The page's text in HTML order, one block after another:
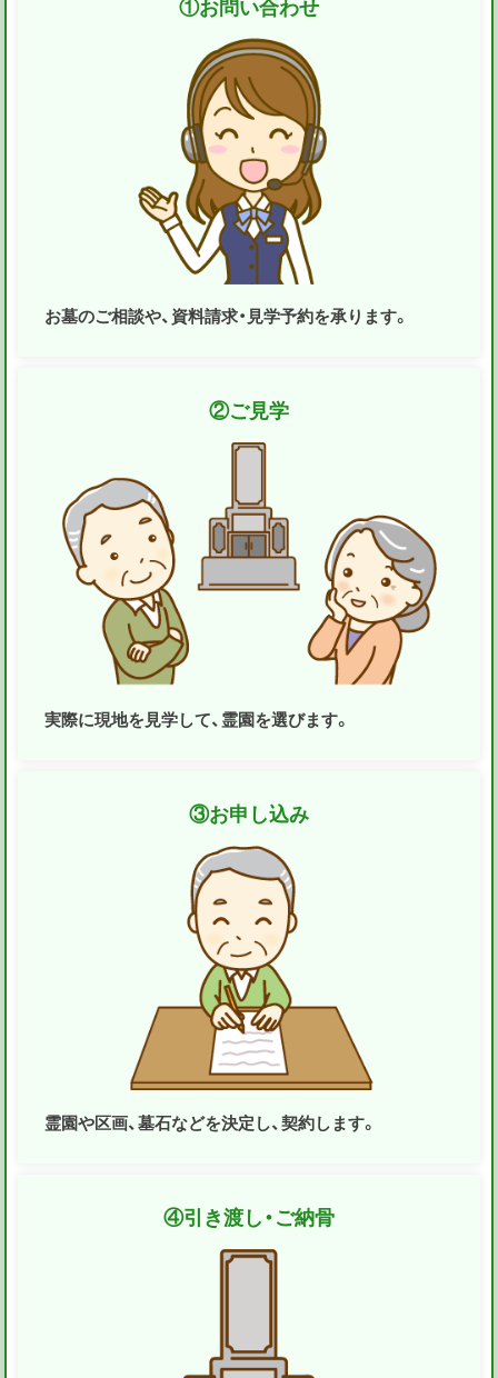
①お問い合わせ
お墓のご相談や、資料請求・見学予約を承ります。
②ご見学
実際に現地を見学して、霊園を選びます。
③お申し込み
霊園や区画、墓石などを決定し、契約します。
④引き渡し・ご納骨